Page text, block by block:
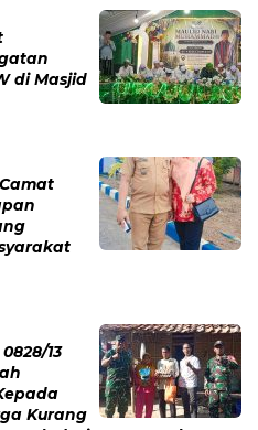
di Masjid
13
Kurang